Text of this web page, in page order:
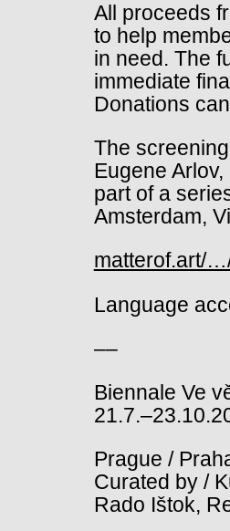
All proceeds
to help
in need. The
immediate
Donations
The
Eugene
part of a
Amsterdam,
matterof.art/
Language
––
Biennale Ve
Prague /
Curated by /
Rado Ištok,